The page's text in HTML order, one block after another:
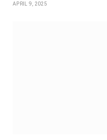
APRIL 9, 2025